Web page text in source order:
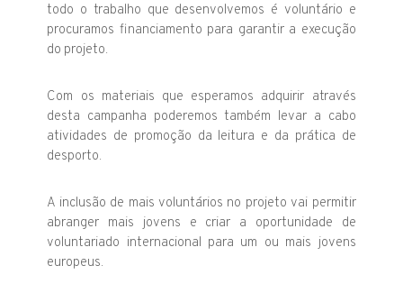
todo o trabalho que desenvolvemos é voluntário e
procuramos financiamento para garantir a execução
do projeto.
Com os materiais que esperamos adquirir através
desta campanha poderemos também levar a cabo
atividades de promoção da leitura e da prática de
desporto.
A inclusão de mais voluntários no projeto vai permitir
abranger mais jovens e criar a oportunidade de
voluntariado internacional para um ou mais jovens
europeus.